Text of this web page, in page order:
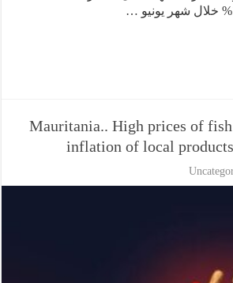
Mauritania.. High prices
inflation of local